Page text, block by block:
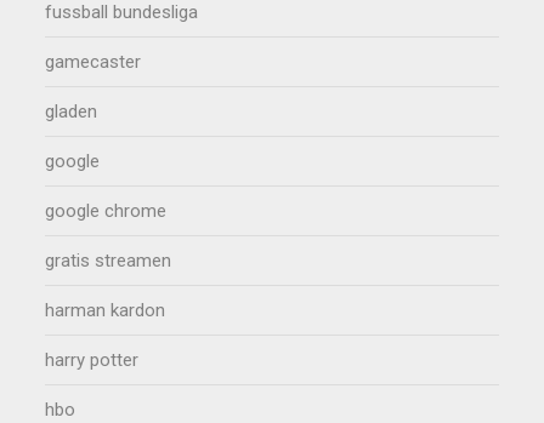
fussball bundesliga
gamecaster
gladen
google
google chrome
gratis streamen
harman kardon
harry potter
hbo